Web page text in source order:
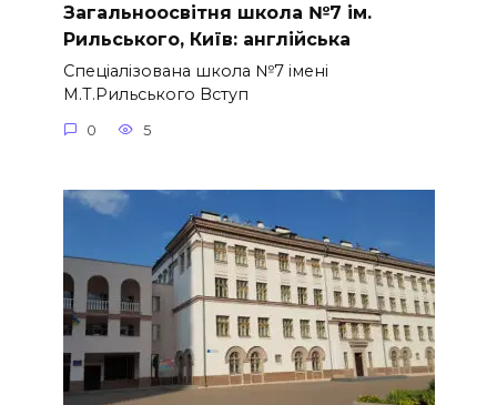
Загальноосвітня школа №7 ім.
Рильського, Київ: англійська
Спеціалізована школа №7 імені
М.Т.Рильського Вступ
0 5